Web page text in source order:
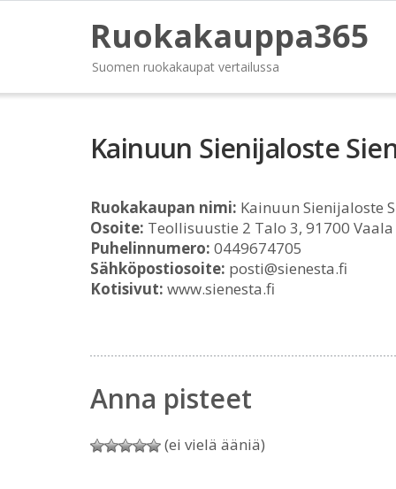
Ruokakauppa365
Suomen ruokakaupat vertailussa
Kainuun Sienijaloste
Ruokakaupan nimi: Kainuun Sienijaloste
Osoite: Teollisuustie 2 Talo 3, 91700 Vaala
Puhelinnumero: 0449674705
Sähköpostiosoite: posti@sienesta.fi
Kotisivut: www.sienesta.fi
Anna pisteet
(ei vielä ääniä)